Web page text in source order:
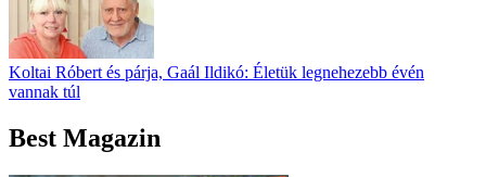
Koltai Róbert és párja, Gaál Ildikó: Életük legnehezebb évén
vannak túl
Best Magazin